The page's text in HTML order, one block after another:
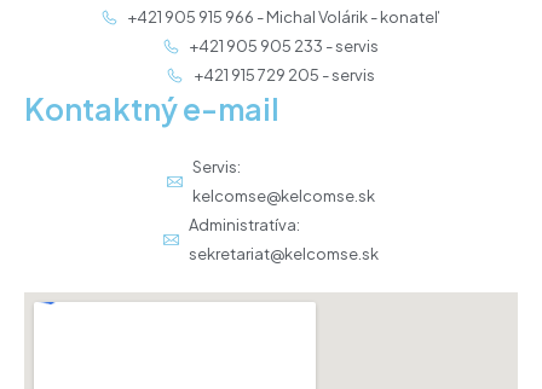
+421 905 915 966 - Michal Volárik - konateľ
+421 905 905 233 - servis
+421 915 729 205 - servis
Kontaktný e-mail
Servis:
kelcomse@kelcomse.sk
Administratíva:
sekretariat@kelcomse.sk